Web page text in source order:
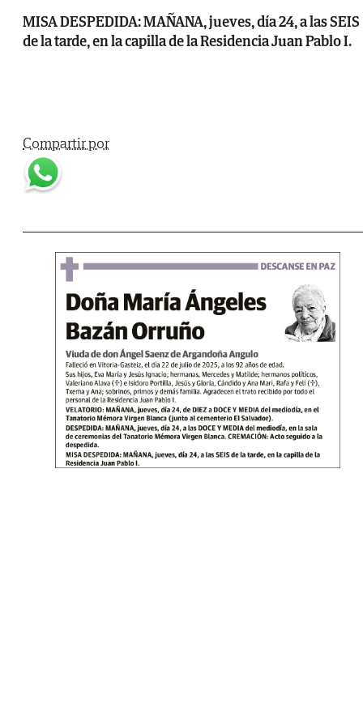
MISADESPEDIDA: MAÑANA, jueves, día 24, a las SEIS
de la tarde, en la capilla de la Residencia Juan Pablo I.
Compartir por